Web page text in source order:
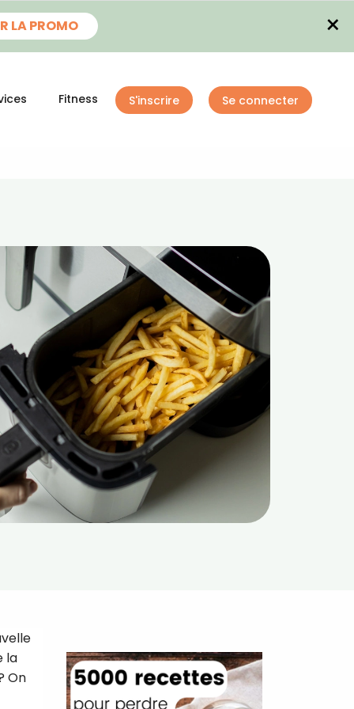
LA PROMO ×
Fitness S'inscrire Se connecter
la
On